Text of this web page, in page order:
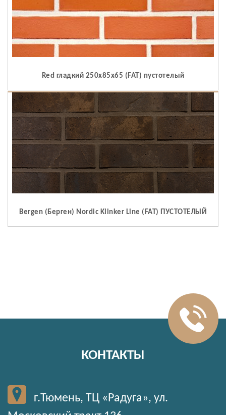
Red гладкий 250x85x65 (FAT) пустотелый
Bergen (Берген) Nordic Klinker Line (FAT) ПУСТОТЕЛЫЙ
КОНТАКТЫ
г.Тюмень, ТЦ «Радуга», ул.